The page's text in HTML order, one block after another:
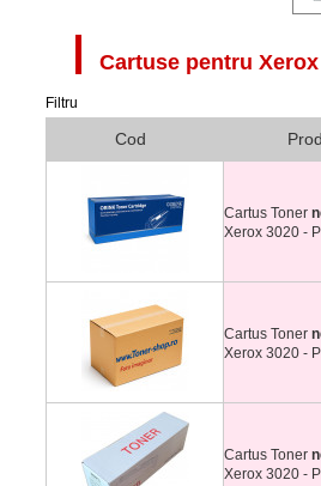
Cartuse pentru
Filtru
Cod
Cartus Toner
Xerox 3020 -
Cartus Toner
Xerox 3020 -
Cartus Toner
Xerox 3020 -